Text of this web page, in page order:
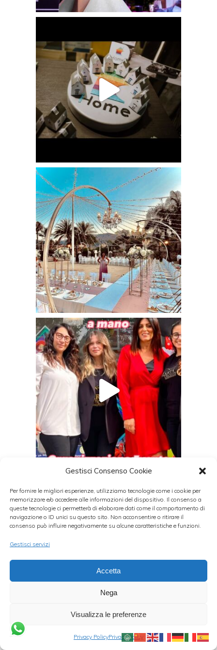
Gestisci Consenso Cookie
Per fornire le migliori esperienze, utilizziamo tecnologie come i cookie per
memorizzare e/o accedere alle informazioni del dispositivo. Il consenso a
queste tecnologie ci permetterà di elaborare dati come il comportamento di
navigazione o ID unici su questo sito. Non acconsentire o ritirare il
consenso può influire negativamente su alcune caratteristiche e funzioni.
Gestisci servizi
Accetta
Nega
Visualizza le preferenze
Privacy PolicyPrivacy Policy